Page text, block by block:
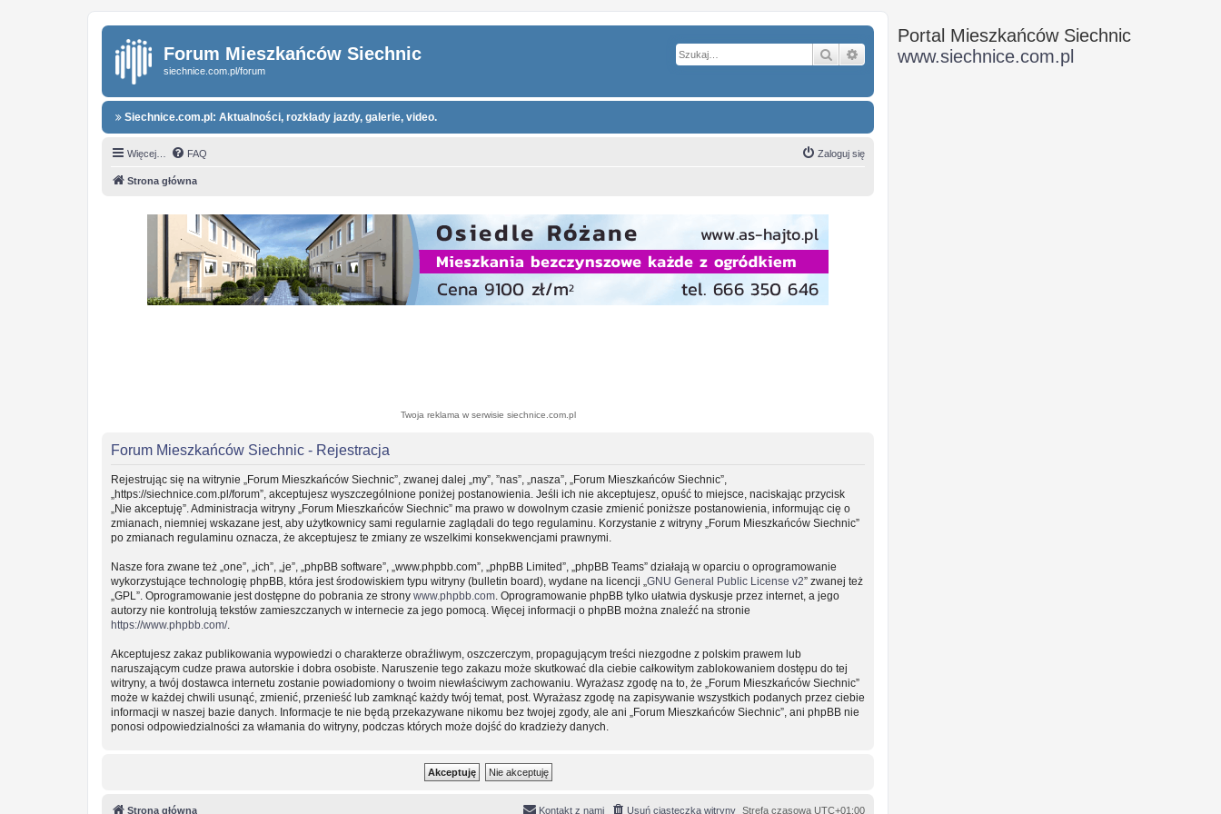
Forum Mieszkańców Siechnic
siechnice.com.pl/forum
Szukaj Wyszukiwanie zaawansowane
Siechnice.com.pl: Aktualności, rozkłady jazdy, galerie, video.
Więcej… FAQ Zaloguj się
Strona główna
Twoja reklama w serwisie siechnice.com.pl
Forum Mieszkańców Siechnic - Rejestracja
Rejestrując się na witrynie „Forum Mieszkańców Siechnic”, zwanej dalej „my”, ”nas”, „nasza”, „Forum Mieszkańców Siechnic”,
„https://siechnice.com.pl/forum”, akceptujesz wyszczególnione poniżej postanowienia. Jeśli ich nie akceptujesz, opuść to miejsce, naciskając przycisk
„Nie akceptuję”. Administracja witryny „Forum Mieszkańców Siechnic” ma prawo w dowolnym czasie zmienić poniższe postanowienia, informując cię o
zmianach, niemniej wskazane jest, aby użytkownicy sami regularnie zaglądali do tego regulaminu. Korzystanie z witryny „Forum Mieszkańców Siechnic”
po zmianach regulaminu oznacza, że akceptujesz te zmiany ze wszelkimi konsekwencjami prawnymi.
Nasze fora zwane też „one”, „ich”, „je”, „phpBB software”, „www.phpbb.com”, „phpBB Limited”, „phpBB Teams” działają w oparciu o oprogramowanie
wykorzystujące technologię phpBB, która jest środowiskiem typu witryny (bulletin board), wydane na licencji „ GNU General Public License v2” zwanej też
„GPL”. Oprogramowanie jest dostępne do pobrania ze strony www.phpbb.com . Oprogramowanie phpBB tylko ułatwia dyskusje przez internet, a jego
autorzy nie kontrolują tekstów zamieszczanych w internecie za jego pomocą. Więcej informacji o phpBB można znaleźć na stronie
https://www.phpbb.com/.
Akceptujesz zakaz publikowania wypowiedzi o charakterze obraźliwym, oszczerczym, propagującym treści niezgodne z polskim prawem lub
naruszającym cudze prawa autorskie i dobra osobiste. Naruszenie tego zakazu może skutkować dla ciebie całkowitym zablokowaniem dostępu do tej
witryny, a twój dostawca internetu zostanie powiadomiony o twoim niewłaściwym zachowaniu. Wyrażasz zgodę na to, że „Forum Mieszkańców Siechnic”
może w każdej chwili usunąć, zmienić, przenieść lub zamknąć każdy twój temat, post. Wyrażasz zgodę na zapisywanie wszystkich podanych przez ciebie
informacji w naszej bazie danych. Informacje te nie będą przekazywane nikomu bez twojej zgody, ale ani „Forum Mieszkańców Siechnic”, ani phpBB nie
ponosi odpowiedzialności za włamania do witryny, podczas których może dojść do kradzieży danych.
Strona główna Strefa czasowa UTC+01:00
Usuń ciasteczka witryny
Kontakt z nami
Portal Mieszkańców Siechnic
www.siechnice.com.pl